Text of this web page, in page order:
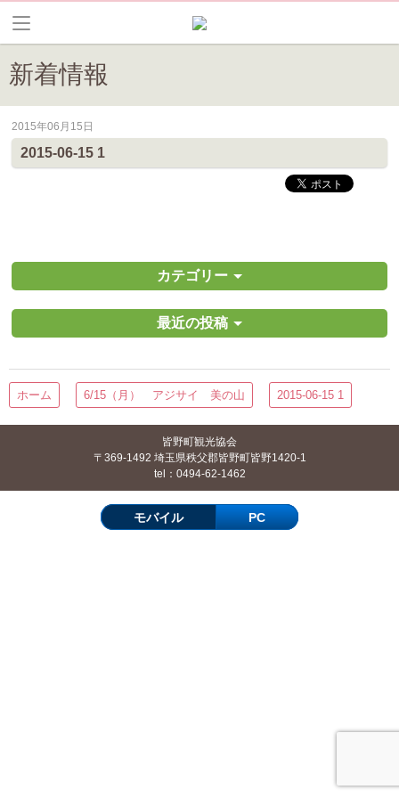
新着情報
皆野町のイベントやお祭り、花情報等の最新情報や観光協会会員情報
2015年06月15日
2015-06-15 1
カテゴリー
最近の投稿
ホーム 6/15（月） アジサイ 美の山 2015-06-15 1
皆野町観光協会
〒369-1492 埼玉県秩父郡皆野町皆野1420-1
tel：0494-62-1462
モバイル PC